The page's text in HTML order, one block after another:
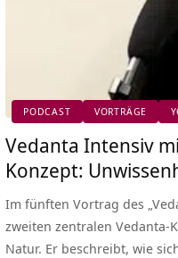
PODCAST VORTRÄGE
Vedanta Intensiv
Konzept:
Im fünften Vortrag des
zweiten zentralen Vedanta-
Natur. Er beschreibt, wie